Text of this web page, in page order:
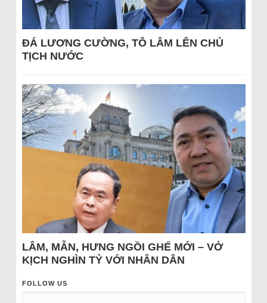
ĐÁ LƯƠNG CƯỜNG, TÔ LÂM LÊN CHỦ
TỊCH NƯỚC
LÂM, MẪN, HƯNG NGỒI GHẾ MỚI – VỞ
KỊCH NGHÌN TỶ VỚI NHÂN DÂN
FOLLOW US